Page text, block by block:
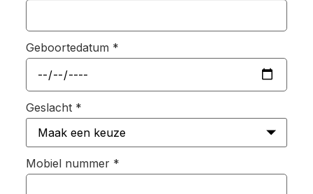
Geboortedatum *
Geslacht *
Mobiel nummer *